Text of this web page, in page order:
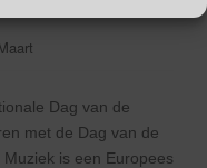
Dag van de
met de Dag van de
is een Europees